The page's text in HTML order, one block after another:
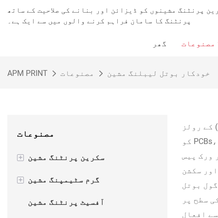
پرنٹنگ مشینوں کو ڈیزائن اور بنانے کی صلاحیت کے ساتھ
پرنٹنگ کا سامان فراہم کرنے والوں میں سے ایک ہے۔
گھر مصنوعات
APM PRINT مصنوعات خودکار بوتل لیبلنگ مشین
مصنوعات
+ سکرین پرنٹنگ مشین
نیم خودکار سکرین پرنٹنگ + گرم سٹیمپنگ مشین
نیم خودکار گرم فوائل
آفسیٹ پرنٹنگ مشین
کے رولز
ورک پیس
سکشن
بوتل
سطح پر
افعال